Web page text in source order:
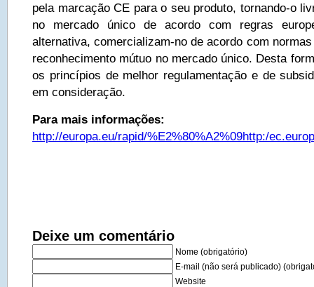
pela marcação CE para o seu produto, tornando-o
no mercado único de acordo com regras
alternativa, comercializam-no de acordo com
reconhecimento mútuo no mercado único. Desta
os princípios de melhor regulamentação e de
em consideração.
Para mais informações:
http://europa.eu/rapid/%E2%80%A2%09http:/
Deixe um comentário
Nome (obrigatório)
E-mail (não será publicado)
Website